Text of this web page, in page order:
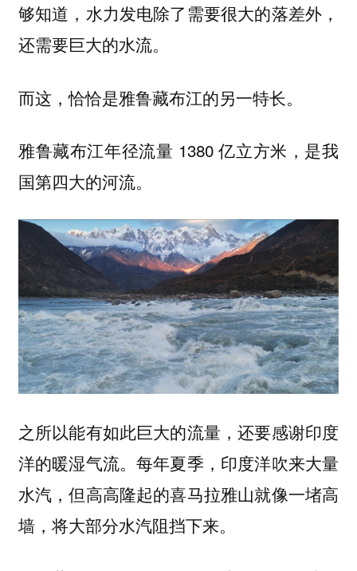
够知道，水力发电除了需要很大的落差外，
还需要巨大的水流。
而这，恰恰是雅鲁藏布江的另一特长。
雅鲁藏布江年径流量 1380 亿立方米， 是我
国第四大的河流。
之所以能有如此巨大的流量，还要感谢印度
洋的暖湿气流。每年夏季，印度洋吹来大量
水汽，但高高隆起的喜马拉雅山就像一堵高
墙，将大部分水汽阻挡下来。